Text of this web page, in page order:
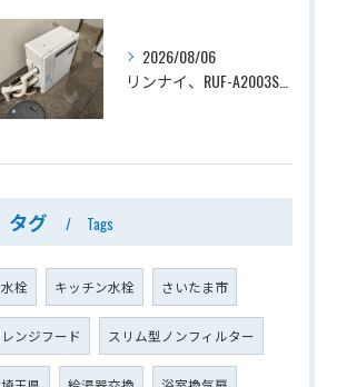
2026/08/06
リンナイ、RUF-A2003SAG(A)→ノーリツ、GT-C2072SAR-1 BL、20号、エコジョーズ、オート、屋外据置型、給湯器交換工事ー埼玉県上尾市平塚
タグ Tags
水栓 キッチン水栓 さいたま市
レンジフード スリム型ノンフィルター